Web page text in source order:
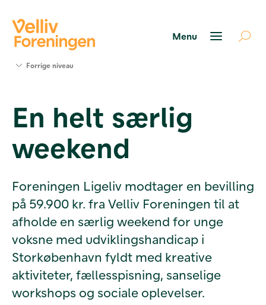
Værktøjer
og viden
Foreningen
Forrige niveau
En helt særlig
weekend
Foreningen Ligeliv modtager en bevilling
på 59.900 kr. fra Velliv Foreningen til at
afholde en særlig weekend for unge
voksne med udviklingshandicap i
Storkøbenhavn fyldt med kreative
aktiviteter, fællesspisning, sanselige
workshops og sociale oplevelser.